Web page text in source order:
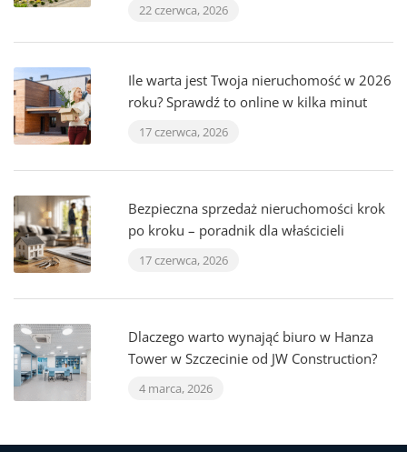
22 czerwca, 2026
Ile warta jest Twoja nieruchomość w 2026
roku? Sprawdź to online w kilka minut
17 czerwca, 2026
Bezpieczna sprzedaż nieruchomości krok
po kroku – poradnik dla właścicieli
17 czerwca, 2026
Dlaczego warto wynająć biuro w Hanza
Tower w Szczecinie od JW Construction?
4 marca, 2026